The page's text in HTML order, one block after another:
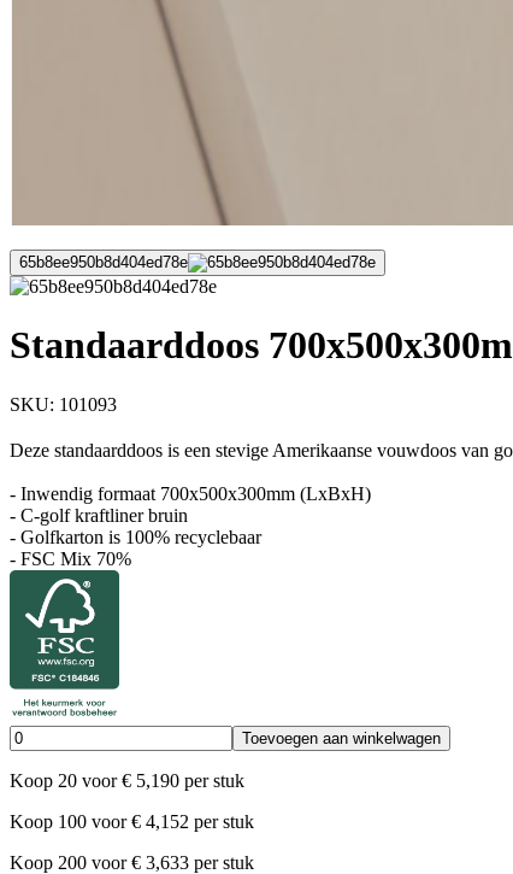
65b8ee950b8d404ed78e
Standaarddoos
SKU: 101093
Deze standaarddoos is een stevige Amerikaanse vouwdoos van
- Inwendig formaat 700x500x300mm (LxBxH)
- C-golf kraftliner bruin
- Golfkarton is 100% recyclebaar
- FSC Mix 70%
Toevoegen aan winkelwagen
Koop 20 voor € 5,190 per stuk
Koop 100 voor € 4,152 per stuk
Koop 200 voor € 3,633 per stuk